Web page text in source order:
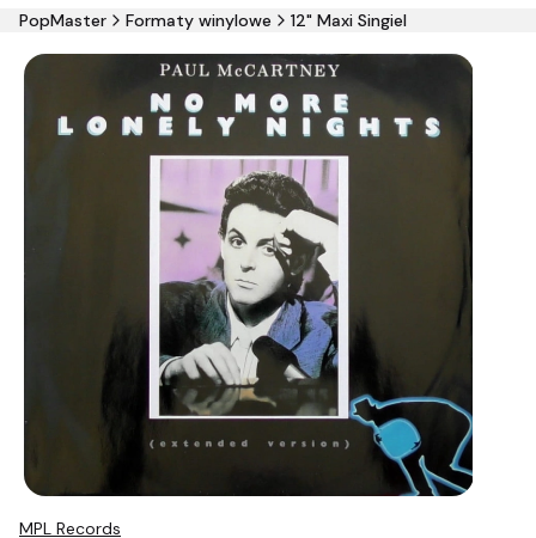
PopMaster Formaty winylowe 12" Maxi Singiel
MPL Records